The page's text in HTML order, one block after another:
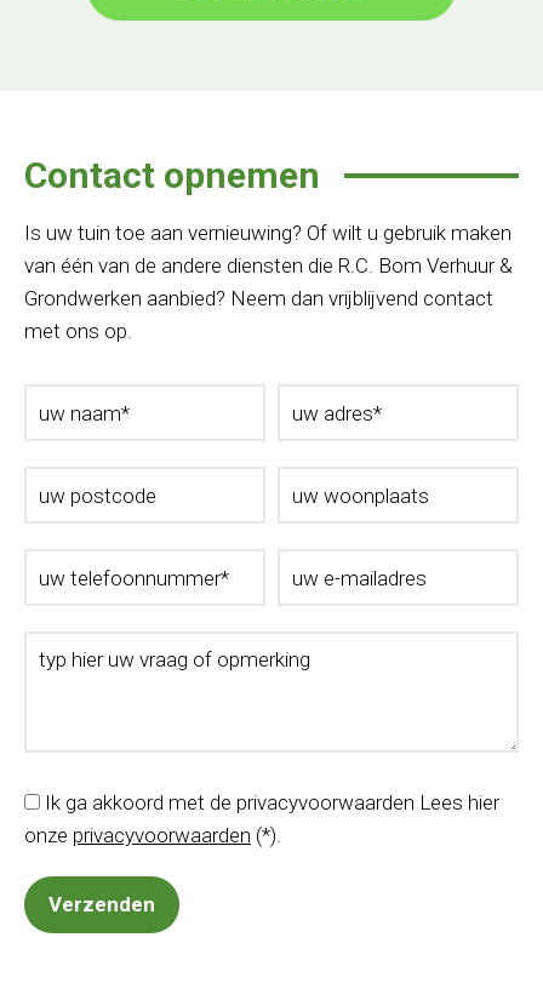
Contact opnemen
Is uw tuin toe aan vernieuwing? Of wilt u gebruik maken
van één van de andere diensten die R.C. Bom Verhuur &
Grondwerken aanbied? Neem dan vrijblijvend contact
met ons op.
Ik ga akkoord met de privacyvoorwaarden Lees hier
onze privacyvoorwaarden (*).